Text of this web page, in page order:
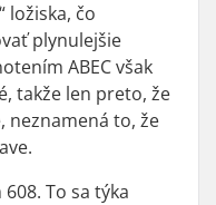
ložiska, čo
plynulejšie
ABEC však
takže len preto, že
neznamená to, že
To sa týka